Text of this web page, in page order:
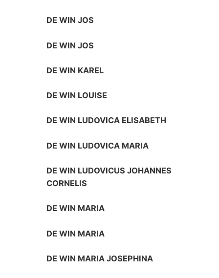
DE WIN JOS
DE WIN JOS
DE WIN KAREL
DE WIN LOUISE
DE WIN LUDOVICA ELISABETH
DE WIN LUDOVICA MARIA
DE WIN LUDOVICUS JOHANNES
CORNELIS
DE WIN MARIA
DE WIN MARIA
DE WIN MARIA JOSEPHINA